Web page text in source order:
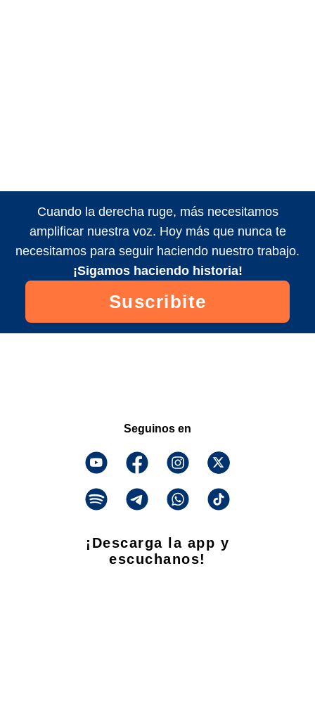
Cuando la derecha ruge, más necesitamos
amplificar nuestra voz. Hoy más que nunca te
necesitamos para seguir haciendo nuestro trabajo.
¡Sigamos haciendo historia!
Suscribite
Seguinos en
¡Descarga la app y
escuchanos!